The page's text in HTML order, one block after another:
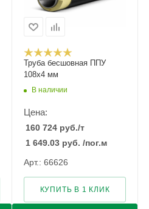
Труба бесшовная ППУ
108х4 мм
В наличии
Цена:
160 724 руб./т
1 649.03 руб. /пог.м
Арт.: 66626
КУПИТЬ В 1 КЛИК